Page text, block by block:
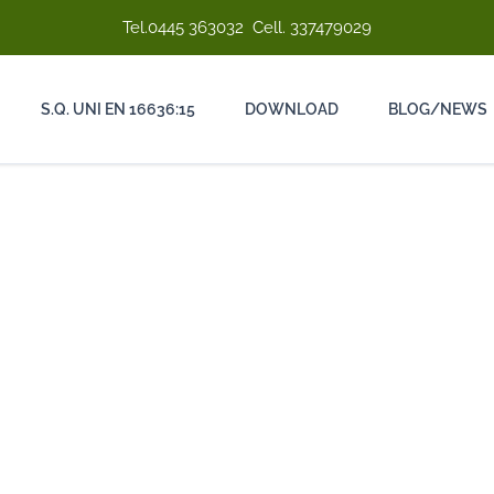
Tel.0445 363032 Cell. 337479029
S.Q. UNI EN 16636:15 DOWNLOAD BLOG/NEWS